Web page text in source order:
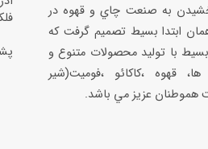
ارتقا بخشيدن به صنعت چاي و قهوه در
ابتدا بسيط تصميم گرفت كه
با توليد محصولات متنوع و
قهوه ،كاكائو ،فوميت(شير
هموطنان عزيز مي باشد.